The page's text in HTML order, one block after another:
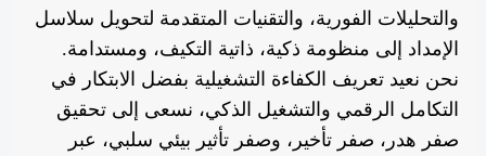
والتحليلات الفورية، والتقنيات المتقدمة لتحويل سلاسل
الإمداد إلى منظومة ذكية، ذاتية التكيف، ومستدامة.
نحن نعيد تعريف الكفاءة التشغيلية بفضل الابتكار في
التكامل الرقمي والتشغيل الذكي، نسعى إلى تحقيق
صفر هدر، صفر تأخير، وصفر تأثير بيئي سلبي، عبر